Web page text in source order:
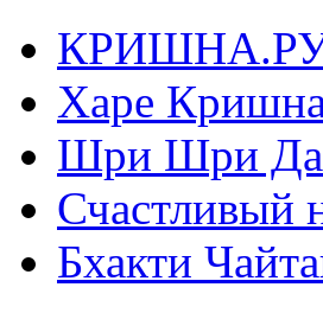
Харе
Шри Шри
Счастливый
Бхакти